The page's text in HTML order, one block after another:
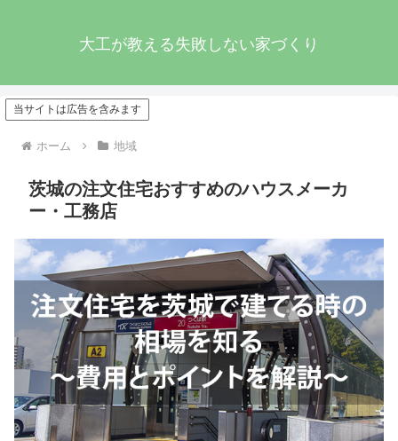
大工が教える失敗しない家づくり
当サイトは広告を含みます
ホーム 地域
茨城の注文住宅おすすめのハウスメーカ
ー・工務店